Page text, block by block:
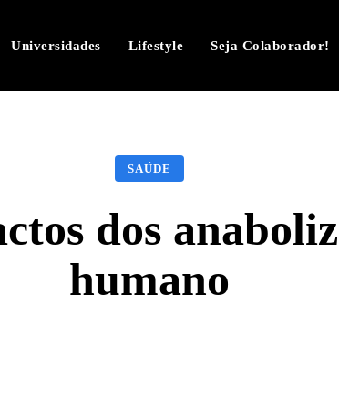
Universidades Lifestyle Seja Colaborador!
SAÚDE
dos
humano